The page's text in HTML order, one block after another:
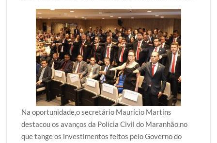
Na oportunidade,o secretário Maurício Martins
destacou os avanços da Polícia Civil do Maranhão,no
que tange os investimentos feitos pelo Governo do